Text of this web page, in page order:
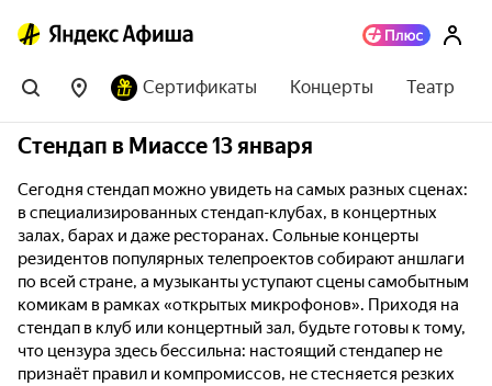
Сертификаты Концерты Театр
Стендап в Миассе 13 января
Сегодня стендап можно увидеть на самых разных сценах:
в специализированных стендап-клубах, в концертных
залах, барах и даже ресторанах. Сольные концерты
резидентов популярных телепроектов собирают аншлаги
по всей стране, а музыканты уступают сцены самобытным
комикам в рамках «открытых микрофонов». Приходя на
стендап в клуб или концертный зал, будьте готовы к тому,
что цензура здесь бессильна: настоящий стендапер не
признаёт правил и компромиссов, не стесняется резких